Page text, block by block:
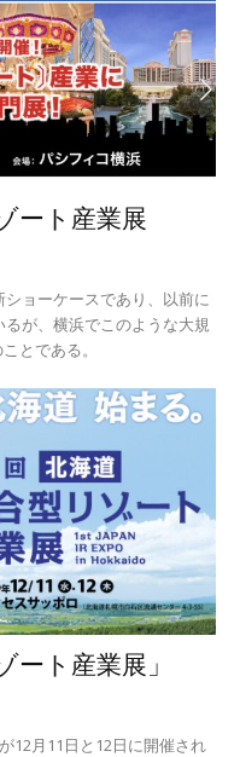
ート産業展
ョーケースであり、以前に
が、横浜でこのような大規
とである。
ート産業展」
12月11日と12日に開催され